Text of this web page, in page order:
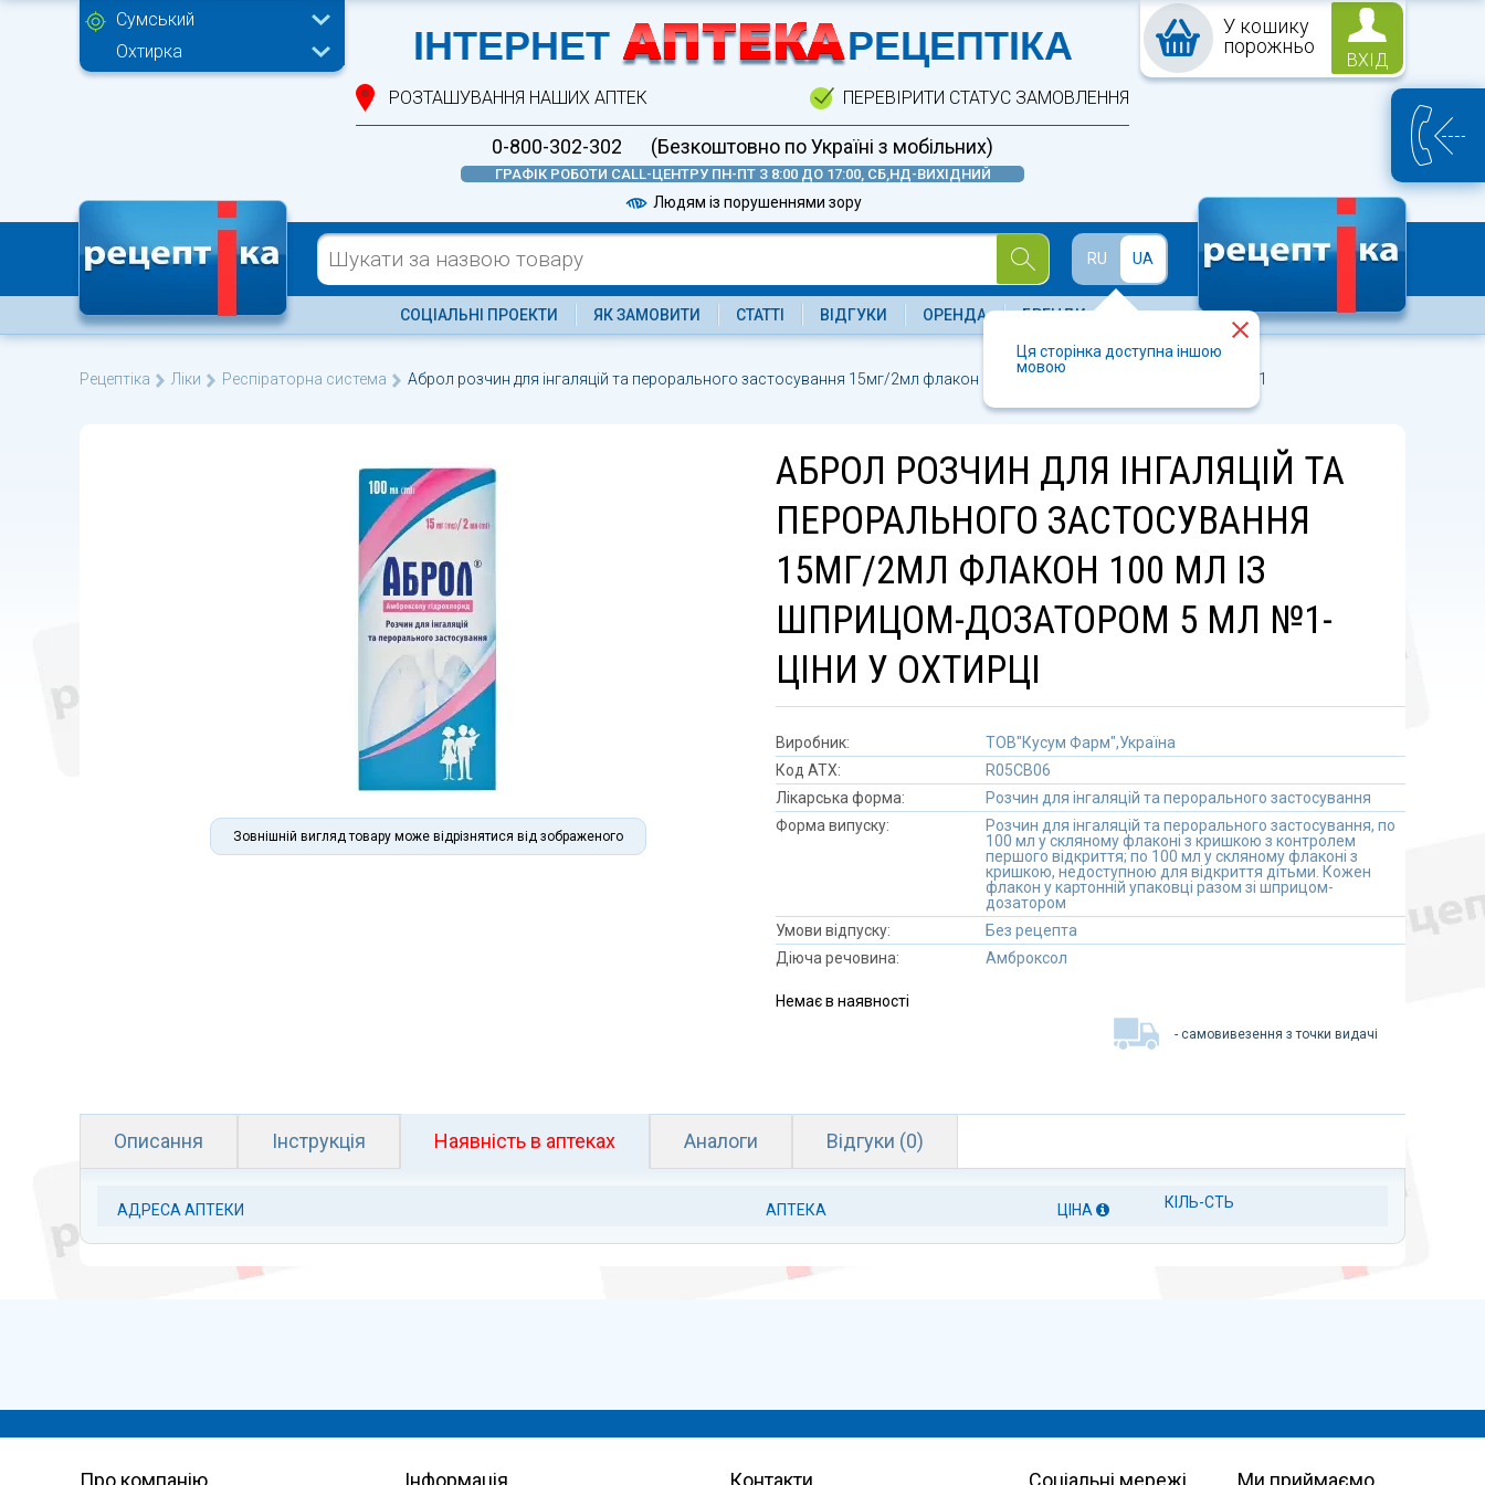
Сумський
Охтирка
У кошику
порожньо
ВХІД
ІНТЕРНЕТ АПТЕКА
РЕЦЕПТІКА
РОЗТАШУВАННЯ НАШИХ АПТЕК ПЕРЕВІРИТИ СТАТУС ЗАМОВЛЕННЯ
0-800-302-302 (Безкоштовно по Україні з мобільних)
ГРАФІК РОБОТИ CALL-ЦЕНТРУ ПН-ПТ З 8:00 ДО 17:00, СБ,НД-ВИХІДНИЙ
Людям із порушеннями зору
RU UA
Ця сторінка доступна іншою
мовою
СОЦІАЛЬНІ ПРОЕКТИ ЯК ЗАМОВИТИ СТАТТІ ВІДГУКИ ОРЕНДА БРЕНДИ
Рецептіка Ліки Респіраторна система Аброл розчин для інгаляцій та перорального застосування 15мг/2мл флакон 100 мл із шприцом-дозатором 5 мл №1
Зовнішній вигляд товару може відрізнятися від зображеного
АБРОЛ РОЗЧИН ДЛЯ ІНГАЛЯЦІЙ ТА
ПЕРОРАЛЬНОГО ЗАСТОСУВАННЯ
15МГ/2МЛ ФЛАКОН 100 МЛ ІЗ
ШПРИЦОМ-ДОЗАТОРОМ 5 МЛ №1-
ЦІНИ У ОХТИРЦІ
Виробник:
ТОВ"Кусум Фарм",Україна
Код АТХ:
R05CB06
Лікарська форма:
Розчин для інгаляцій та перорального застосування
Форма випуску:
Розчин для інгаляцій та перорального застосування, по
100 мл у скляному флаконі з кришкою з контролем
першого відкриття; по 100 мл у скляному флаконі з
кришкою, недоступною для відкриття дітьми. Кожен
флакон у картонній упаковці разом зі шприцом-
дозатором
Умови відпуску:
Без рецепта
Діюча речовина:
Амброксол
Немає в наявності
- самовивезення з точки видачі
Описання Інструкція Наявність в аптеках Аналоги Відгуки (0)
АДРЕСА АПТЕКИ АПТЕКА ЦІНА КІЛЬ-СТЬ
Про компанію Інформація Контакти Соціальні мережі Ми приймаємо